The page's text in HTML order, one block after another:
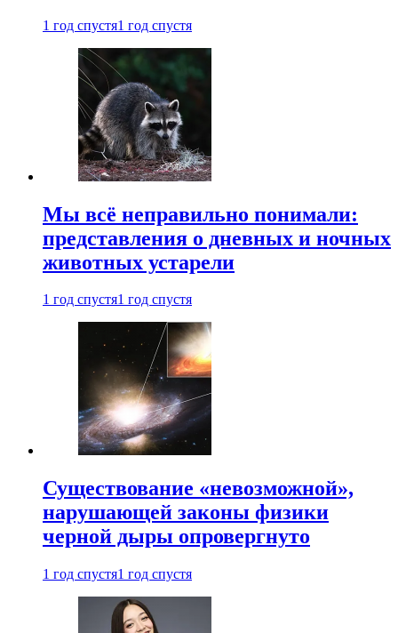
1 год спустя1 год спустя
Мы всё неправильно понимали:
представления о дневных и ночных
животных устарели
1 год спустя1 год спустя
Существование «невозможной»,
нарушающей законы физики
черной дыры опровергнуто
1 год спустя1 год спустя